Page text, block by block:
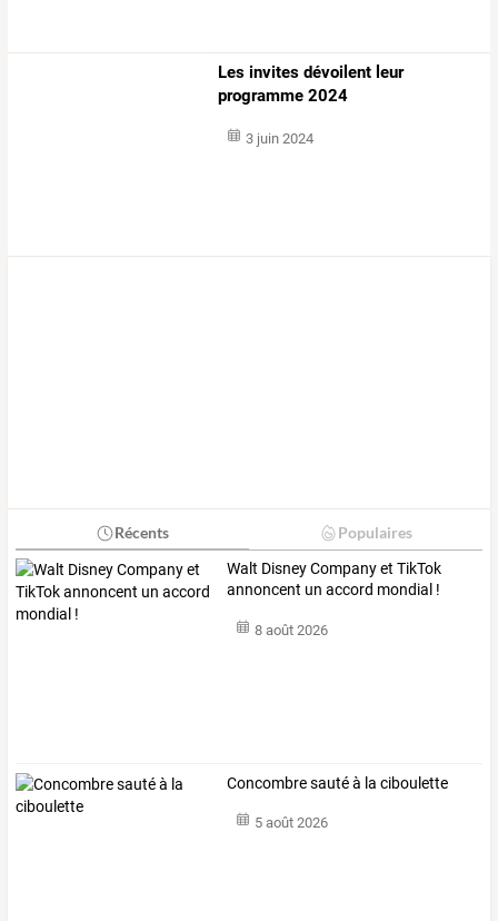
Les invites dévoilent leur
programme 2024
3 juin 2024
Récents Populaires
Walt Disney Company et TikTok
annoncent un accord mondial !
8 août 2026
Concombre sauté à la ciboulette
5 août 2026